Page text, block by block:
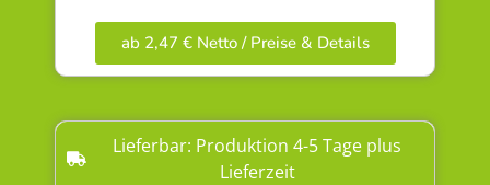
ab 2,47 € Netto / Preise & Details
Lieferbar: Produktion 4-5 Tage plus
Lieferzeit